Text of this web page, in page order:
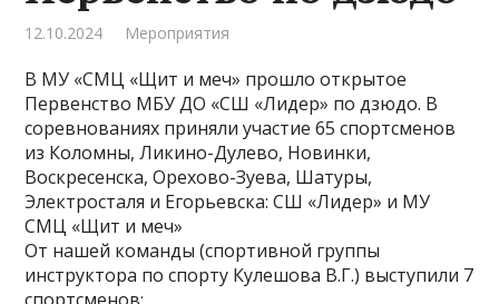
12.10.2024 Мероприятия
В МУ «СМЦ «Щит и меч» прошло открытое
Первенство МБУ ДО «СШ «Лидер» по дзюдо. В
соревнованиях приняли участие 65 спортсменов
из Коломны, Ликино-Дулево, Новинки,
Воскресенска, Орехово-Зуева, Шатуры,
Электросталя и Егорьевска: СШ «Лидер» и МУ
СМЦ «Щит и меч»
От нашей команды (спортивной группы
инструктора по спорту Кулешова В.Г.) выступили 7